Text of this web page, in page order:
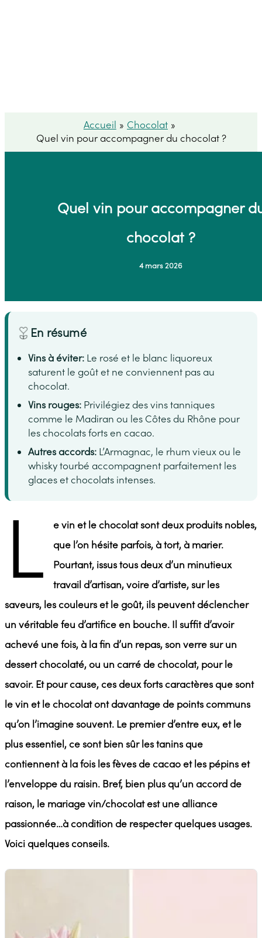
Accueil
Chocolat
Quel vin pour accompagner du chocolat ?
Quel vin pour accompagner
chocolat ?
4 mars 2026
En résumé
Vins à éviter: Le rosé et le blanc liquoreux
saturent le goût et ne conviennent pas au
chocolat.
Vins rouges: Privilégiez des vins tanniques
comme le Madiran ou les Côtes du Rhône pour
les chocolats forts en cacao.
Autres accords: L’Armagnac, le rhum vieux ou le
whisky tourbé accompagnent parfaitement les
glaces et chocolats intenses.
L
e vin et le chocolat sont deux produits nobles,
que l’on hésite parfois, à tort, à marier.
Pourtant, issus tous deux d’un minutieux
travail d’artisan, voire d’artiste, sur les
saveurs, les couleurs et le goût, ils peuvent déclencher
un véritable feu d’artifice en bouche. Il suffit d’avoir
achevé une fois, à la fin d’un repas, son verre sur un
dessert chocolaté, ou un carré de chocolat, pour le
savoir. Et pour cause, ces deux forts caractères que sont
le vin et le chocolat ont davantage de points communs
qu’on l’imagine souvent. Le premier d’entre eux, et le
plus essentiel, ce sont bien sûr les tanins que
contiennent à la fois les fèves de cacao et les pépins et
l’enveloppe du raisin. Bref, bien plus qu’un accord de
raison, le mariage vin/chocolat est une alliance
passionnée…à condition de respecter quelques usages.
Voici quelques conseils.